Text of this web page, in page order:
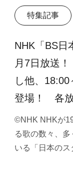
特集記事
NHK「BS日
月7日放送
し他、
登場！ 各放
©NHK NHKが
る歌の数々、
いる「日本の